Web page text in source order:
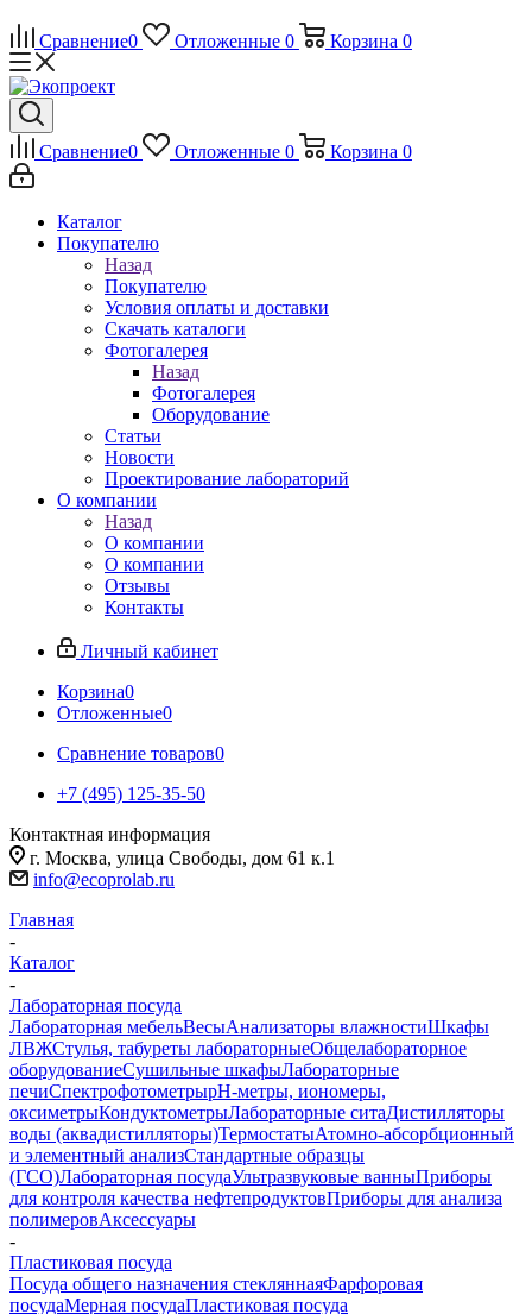
Сравнение0 Отложенные 0 Корзина 0
Сравнение0 Отложенные 0 Корзина 0
Каталог
Покупателю
Назад
Покупателю
Условия оплаты и доставки
Скачать каталоги
Фотогалерея
Назад
Фотогалерея
Оборудование
Статьи
Новости
Проектирование лабораторий
О компании
Назад
О компании
О компании
Отзывы
Контакты
Личный кабинет
Корзина0
Отложенные0
Сравнение товаров0
+7 (495) 125-35-50
Контактная информация
г. Москва, улица Свободы, дом 61 к.1
info@ecoprolab.ru
Главная
-
Каталог
-
Лабораторная посуда
Лабораторная мебельВесыАнализаторы влажностиШкафы
ЛВЖСтулья, табуреты лабораторныеОбщелабораторное
оборудованиеСушильные шкафыЛабораторные
печиСпектрофотометрыpH-метры, иономеры,
оксиметрыКондуктометрыЛабораторные ситаДистилляторы
воды (аквадистилляторы)ТермостатыАтомно-абсорбционный
и элементный анализСтандартные образцы
(ГСО)Лабораторная посудаУльтразвуковые ванныПриборы
для контроля качества нефтепродуктовПриборы для анализа
полимеровАксессуары
-
Пластиковая посуда
Посуда общего назначения стекляннаяФарфоровая
посудаМерная посудаПластиковая посуда